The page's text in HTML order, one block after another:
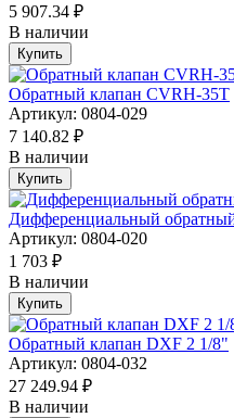
5 907.34 ₽
В наличии
Купить
Обратный клапан CVRH-35T
Артикул: 0804-029
7 140.82 ₽
В наличии
Купить
Дифференциальный
Артикул: 0804-020
1 703 ₽
В наличии
Купить
Обратный клапан DXF 2 1/8"
Артикул: 0804-032
27 249.94 ₽
В наличии